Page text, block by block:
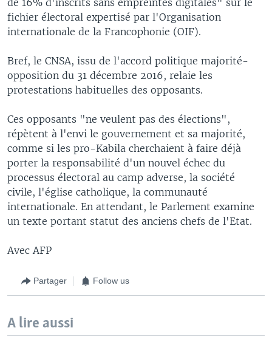
fichier électoral expertisé par l'Organisation
internationale de la Francophonie (OIF).
Bref, le CNSA, issu de l'accord politique majorité-
opposition du 31 décembre 2016, relaie les
protestations habituelles des opposants.
Ces opposants "ne veulent pas des élections",
répètent à l'envi le gouvernement et sa majorité,
comme si les pro-Kabila cherchaient à faire déjà
porter la responsabilité d'un nouvel échec du
processus électoral au camp adverse, la société
civile, l'église catholique, la communauté
internationale. En attendant, le Parlement examine
un texte portant statut des anciens chefs de l'Etat.
Avec AFP
Partager Follow us
A lire aussi